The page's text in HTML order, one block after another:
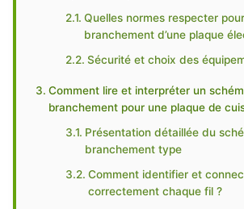
Quelles normes respecter
branchement d’une plaque
Sécurité et choix des
Comment lire et interpréter un
branchement pour une plaque de
Présentation détaillée du
branchement type
Comment identifier et
correctement chaque fil ?